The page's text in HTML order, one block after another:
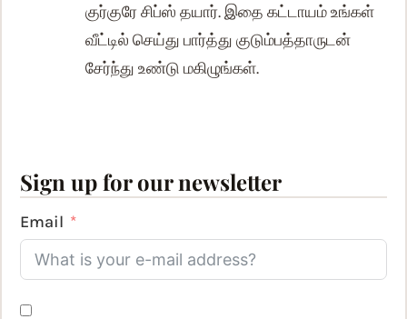
குர்குரே சிப்ஸ் தயார். இதை கட்டாயம் உங்கள்
வீட்டில் செய்து பார்த்து குடும்பத்தாருடன்
சேர்ந்து உண்டு மகிழுங்கள்.
Sign up for our newsletter
Email